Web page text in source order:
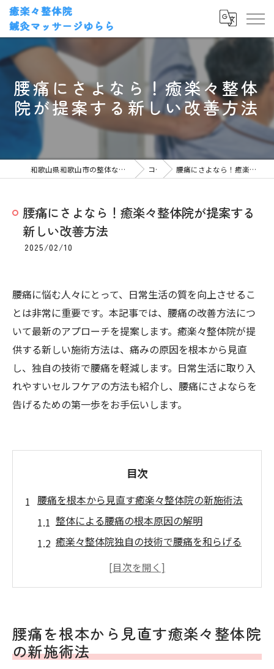
腰痛にさよなら！癒楽々整体
院が提案する新しい改善方法
和歌山県和歌山市の整体なら癒楽々整体院・鍼灸マッサージゆらら コラム 腰痛にさよなら！癒楽々整体院が提案する新しい改善方法
腰痛にさよなら！癒楽々整体院が提案する
新しい改善方法
2025/02/10
腰痛に悩む人々にとって、日常生活の質を向上させるこ
とは非常に重要です。本記事では、腰痛の改善方法につ
いて最新のアプローチを提案します。癒楽々整体院が提
供する新しい施術方法は、痛みの原因を根本から見直
し、独自の技術で腰痛を軽減します。日常生活に取り入
れやすいセルフケアの方法も紹介し、腰痛にさよならを
告げるための第一歩をお手伝いします。
目次
腰痛を根本から見直す癒楽々整体院の新施術法
整体による腰痛の根本原因の解明
癒楽々整体院独自の技術で腰痛を和らげる
患者一人ひとりに合わせたカスタム施術の
整体で実現する継続的な腰痛改善のステッ
プ
腰痛を根本から見直す癒楽々整体院
の新施術法